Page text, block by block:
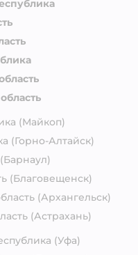
(Майкоп)
(Горно-Алтайск)
(Барнаул)
(Благовещенск)
(Архангельск)
(Астрахань)
(Уфа)